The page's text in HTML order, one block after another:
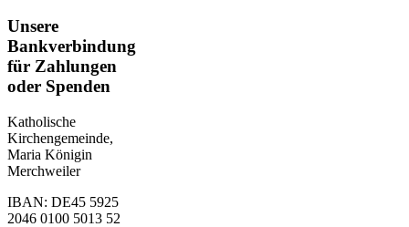
Unsere
Bankverbindung
für Zahlungen
oder Spenden
Katholische
Kirchengemeinde,
Maria Königin
Merchweiler
IBAN: DE45 5925
2046 0100 5013 52